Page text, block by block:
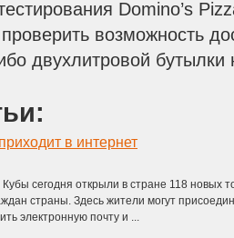
Domino’s
возможность
двухлитровой бутылки
в интернет
Кубы сегодня открыли в стране 118 новых
страны. Здесь жители могут
электронную почту и ...